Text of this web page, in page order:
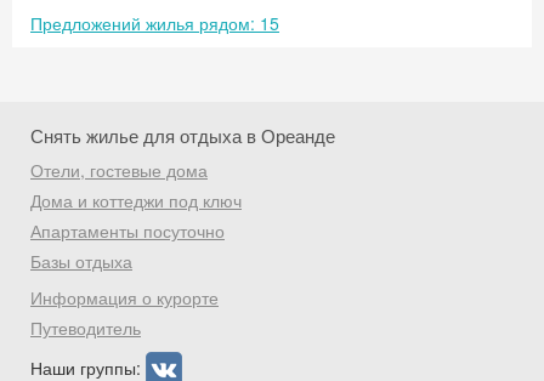
Предложений жилья рядом: 15
Снять жилье для отдыха в Ореанде
Отели, гостевые дома
Дома и коттеджи под ключ
Апартаменты посуточно
Базы отдыха
Информация о курорте
Путеводитель
Наши группы:
Хочешь дешевле? Оставь почту и получи
промокод на первое бронирование!